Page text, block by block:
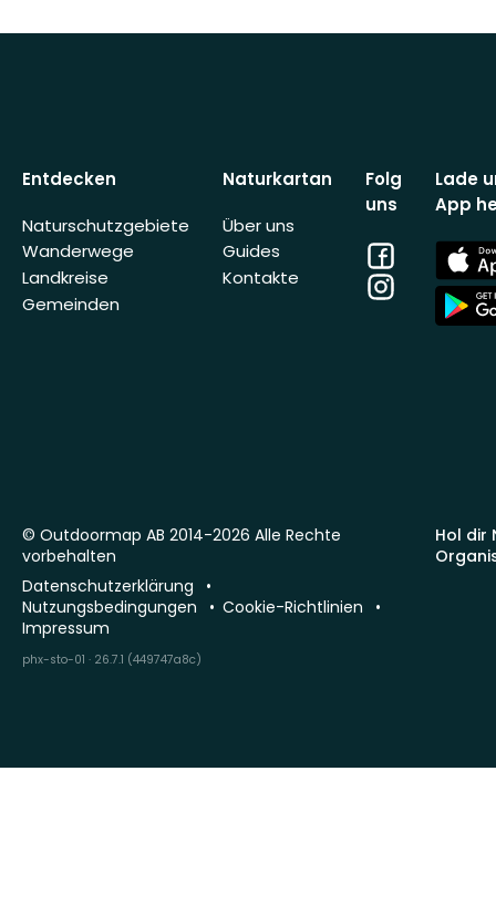
Entdecken
Naturschutzgebiete
Wanderwege
Landkreise
Gemeinden
Naturkartan
Über uns
Guides
Kontakte
Folg
uns
Facebook
Instagram
Lade
App
App
Store
App
Store
Hol dir
© Outdoormap AB 2014-2026 Alle Rechte
vorbehalten
Datenschutzerklärung
Nutzungsbedingungen
Cookie-Richtlinien
Impressum
phx-sto-01 · 26.7.1 (449747a8c)